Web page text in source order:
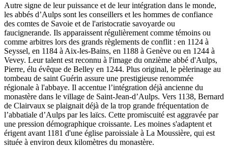
Autre signe de leur puissance et de leur intégration dans le monde,
les abbés d’Aulps sont les conseillers et les hommes de confiance
des comtes de Savoie et de l'aristocratie savoyarde ou
faucignerande. Ils apparaissent régulièrement comme témoins ou
comme arbitres lors des grands règlements de conflit : en 1124 à
Seyssel, en 1184 à Aix-les-Bains, en 1188 à Genève ou en 1244 à
Vevey. Leur talent est reconnu à l'image du onzième abbé d'Aulps,
Pierre, élu évêque de Belley en 1244. Plus original, le pèlerinage au
tombeau de saint Guérin assure une prestigieuse renommée
régionale à l'abbaye. Il accentue l’intégration déjà ancienne du
monastère dans le village de Saint-Jean-d’Aulps. Vers 1138, Bernard
de Clairvaux se plaignait déjà de la trop grande fréquentation de
l’abbatiale d’Aulps par les laïcs. Cette promiscuité est aggravée par
une pression démographique croissante. Les moines s'adaptent et
érigent avant 1181 d'une église paroissiale à La Moussière, qui est
située à environ deux kilomètres du monastère.